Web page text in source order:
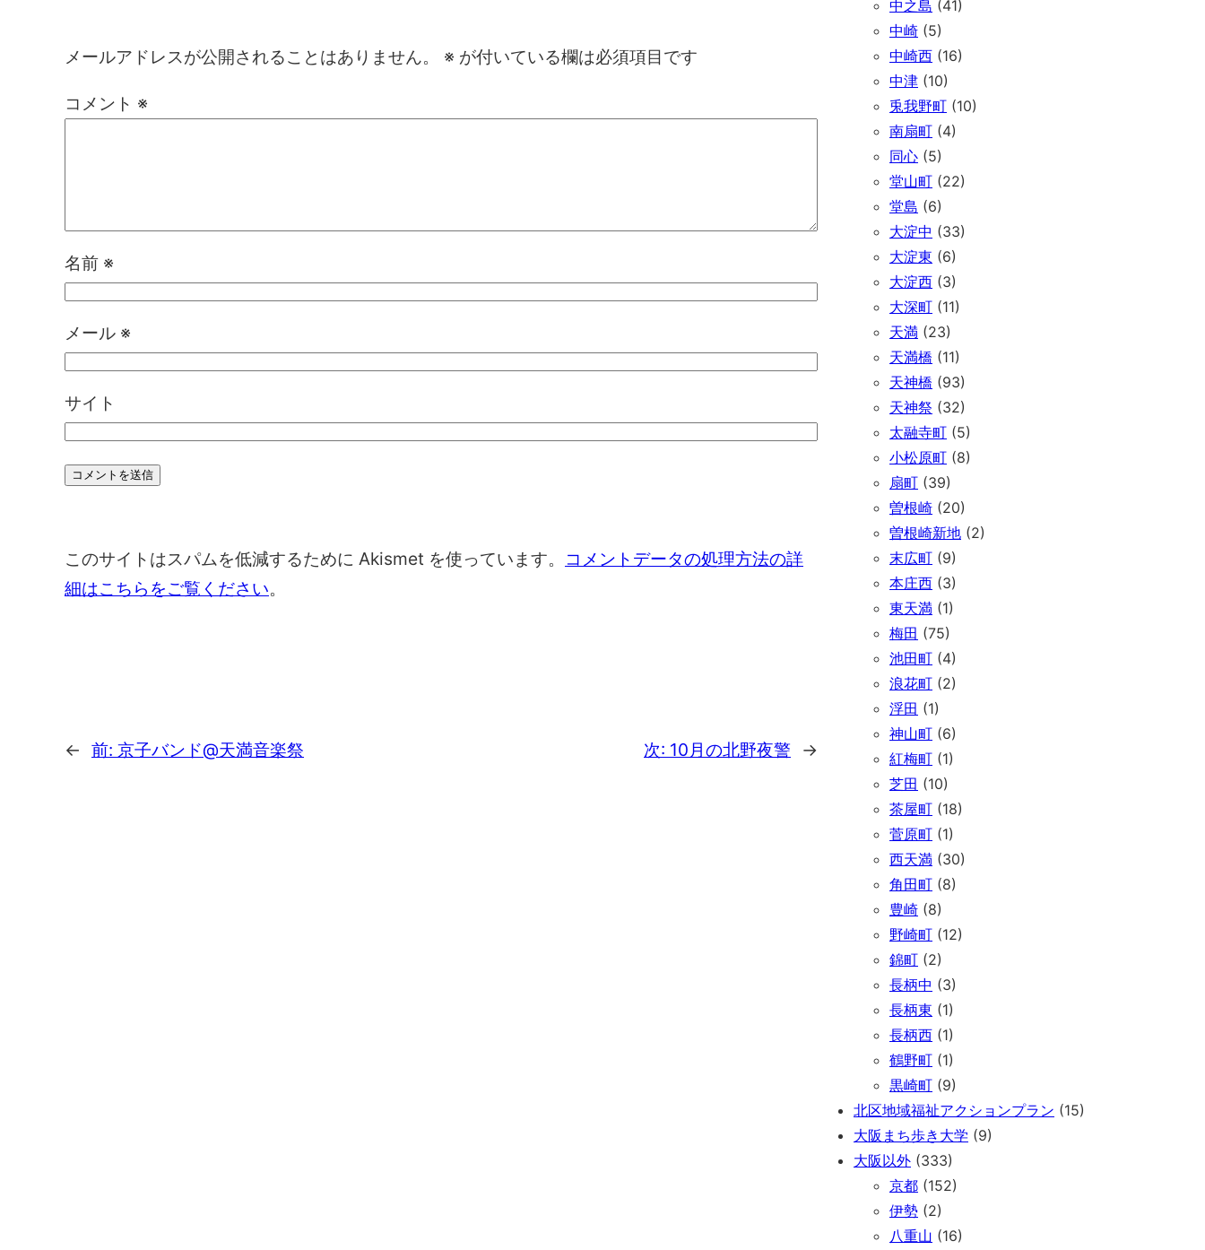
メールアドレスが公開されることはありません。 ※ が付いている欄は必須項目です
コメント ※
名前 ※
メール ※
サイト
このサイトはスパムを低減するために Akismet を使っています。
コメントデータの処理方法の詳
細はこちらをご覧ください。
← 前: 京子バンド@天満音楽祭 次: 10月の北野夜警 →
中之島 (41)
中崎 (5)
中崎西 (16)
中津 (10)
兎我野町 (10)
南扇町 (4)
同心 (5)
堂山町 (22)
堂島 (6)
大淀中 (33)
大淀東 (6)
大淀西 (3)
大深町 (11)
天満 (23)
天満橋 (11)
天神橋 (93)
天神祭 (32)
太融寺町 (5)
小松原町 (8)
扇町 (39)
曽根崎 (20)
曽根崎新地 (2)
末広町 (9)
本庄西 (3)
東天満 (1)
梅田 (75)
池田町 (4)
浪花町 (2)
浮田 (1)
神山町 (6)
紅梅町 (1)
芝田 (10)
茶屋町 (18)
菅原町 (1)
西天満 (30)
角田町 (8)
豊崎 (8)
野崎町 (12)
錦町 (2)
長柄中 (3)
長柄東 (1)
長柄西 (1)
鶴野町 (1)
黒崎町 (9)
北区地域福祉アクションプラン (15)
大阪まち歩き大学 (9)
大阪以外 (333)
京都 (152)
伊勢 (2)
八重山 (16)